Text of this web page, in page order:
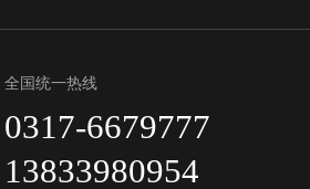
全国统一热线
0317-6679777
13833980954